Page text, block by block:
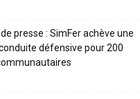
presse : SimFer achève une
défensive pour 200